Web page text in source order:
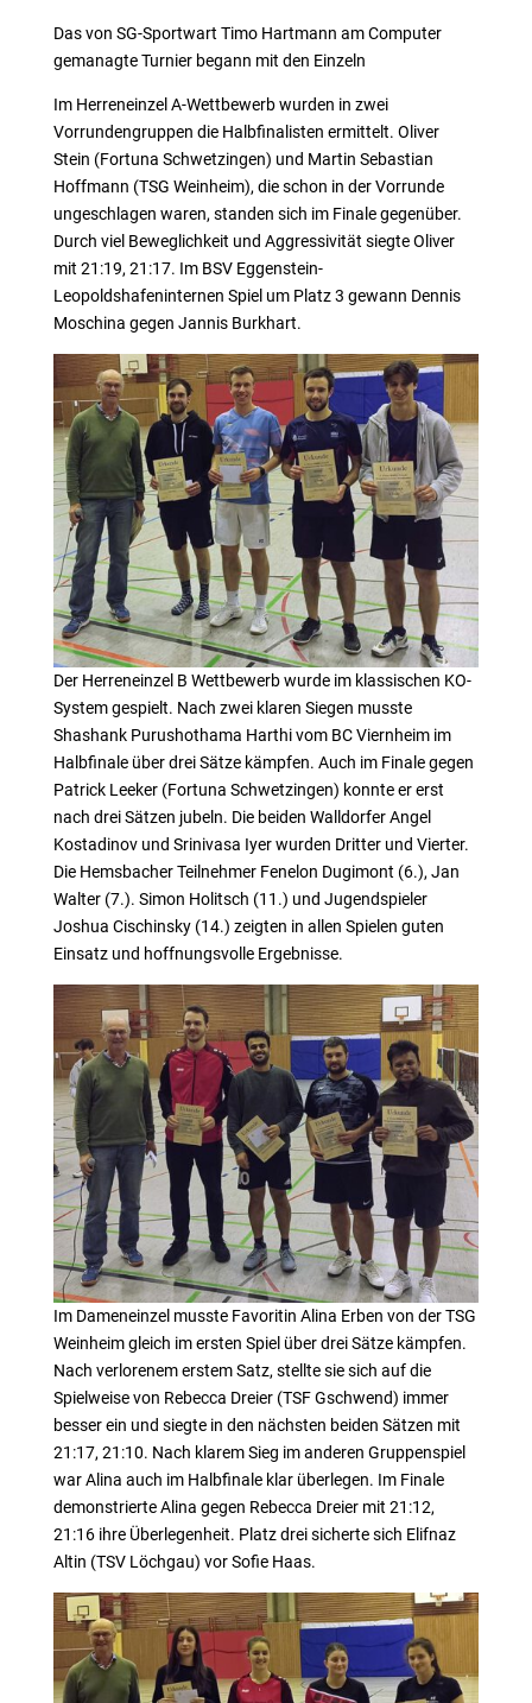
Das von SG-Sportwart Timo Hartmann am Computer
gemanagte Turnier begann mit den Einzeln
Im Herreneinzel A-Wettbewerb wurden in zwei
Vorrundengruppen die Halbfinalisten ermittelt. Oliver
Stein (Fortuna Schwetzingen) und Martin Sebastian
Hoffmann (TSG Weinheim), die schon in der Vorrunde
ungeschlagen waren, standen sich im Finale gegenüber.
Durch viel Beweglichkeit und Aggressivität siegte Oliver
mit 21:19, 21:17. Im BSV Eggenstein-
Leopoldshafeninternen Spiel um Platz 3 gewann Dennis
Moschina gegen Jannis Burkhart.
Der Herreneinzel B Wettbewerb wurde im klassischen KO-
System gespielt. Nach zwei klaren Siegen musste
Shashank Purushothama Harthi vom BC Viernheim im
Halbfinale über drei Sätze kämpfen. Auch im Finale gegen
Patrick Leeker (Fortuna Schwetzingen) konnte er erst
nach drei Sätzen jubeln. Die beiden Walldorfer Angel
Kostadinov und Srinivasa Iyer wurden Dritter und Vierter.
Die Hemsbacher Teilnehmer Fenelon Dugimont (6.), Jan
Walter (7.). Simon Holitsch (11.) und Jugendspieler
Joshua Cischinsky (14.) zeigten in allen Spielen guten
Einsatz und hoffnungsvolle Ergebnisse.
Im Dameneinzel musste Favoritin Alina Erben von der TSG
Weinheim gleich im ersten Spiel über drei Sätze kämpfen.
Nach verlorenem erstem Satz, stellte sie sich auf die
Spielweise von Rebecca Dreier (TSF Gschwend) immer
besser ein und siegte in den nächsten beiden Sätzen mit
21:17, 21:10. Nach klarem Sieg im anderen Gruppenspiel
war Alina auch im Halbfinale klar überlegen. Im Finale
demonstrierte Alina gegen Rebecca Dreier mit 21:12,
21:16 ihre Überlegenheit. Platz drei sicherte sich Elifnaz
Altin (TSV Löchgau) vor Sofie Haas.